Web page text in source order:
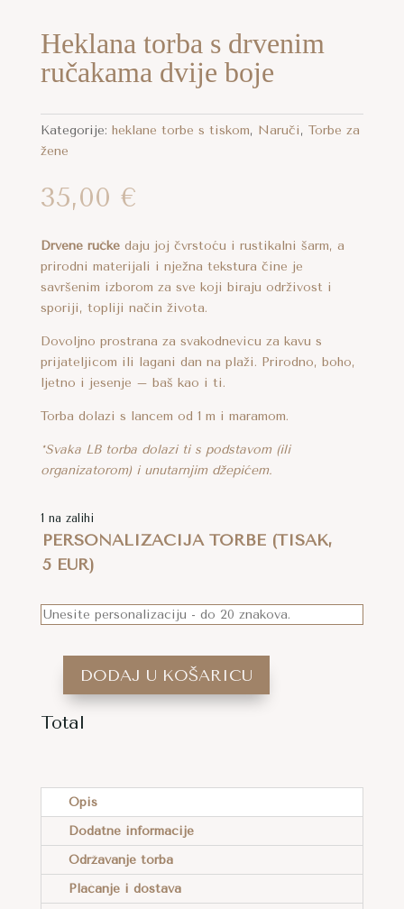
Heklana torba s drvenim
ručakama dvije boje
Kategorije: heklane torbe s tiskom, Naruči, Torbe za
žene
35,00 €
Drvene ručkedaju joj čvrstoću i rustikalni šarm, a
prirodni materijali i nježna tekstura čine je
savršenim izborom za sve koji biraju održivost i
sporiji, topliji način života.
Dovoljno prostrana za svakodnevicu za kavu s
prijateljicom ili lagani dan na plaži. Prirodno, boho,
ljetno i jesenje – baš kao i ti.
Torba dolazi s lancem od 1 m i maramom.
*Svaka LB torba dolazi ti s podstavom (ili
organizatorom) i unutarnjim džepićem.
1 na zalihi
PERSONALIZACIJA TORBE (TISAK,
5 EUR)
HEKLANA
S
RUČAKAMA
DVIJE
BOJE
KOLIČINA
DODAJ U KOŠARICU
Total
T
E
R
Opis
Dodatne informacije
Održavanje torba
Plaćanje i dostava